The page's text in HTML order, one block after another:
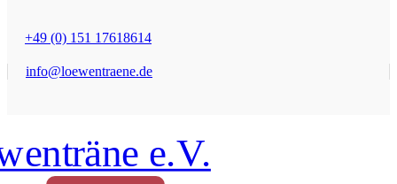
+49 (0) 151 17618614
info@loewentraene.de